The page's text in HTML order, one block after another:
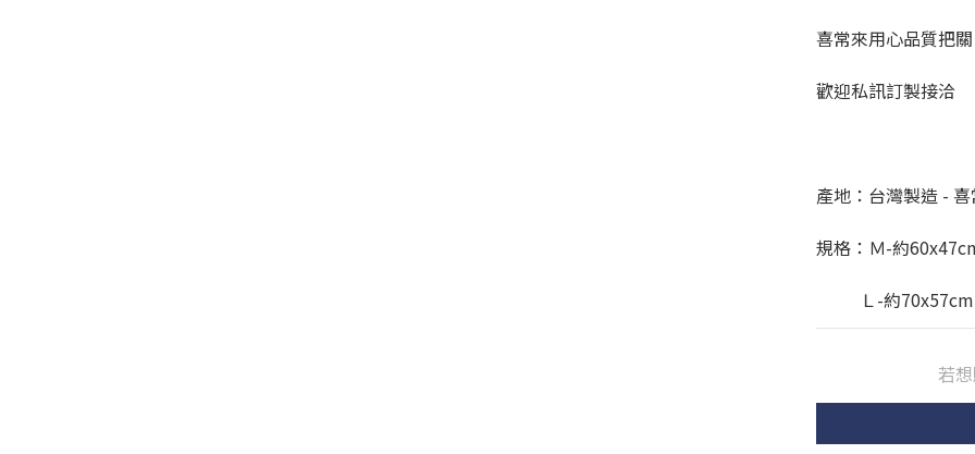
喜常來用心品質把關
歡迎私訊訂製接洽
產地：台灣製造 -
規格：Ｍ-約
          Ｌ-約70x57cm
若